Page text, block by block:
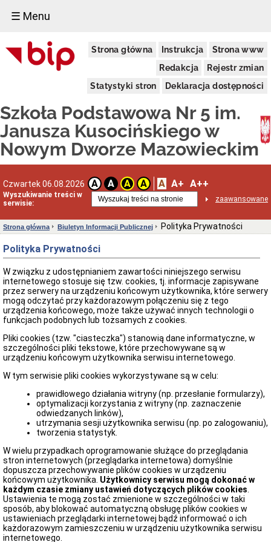
☰ Menu
Strona główna Instrukcja
Strona www
Redakcja
Rejestr zmian
Statystyki stron
Deklaracja dostępności
Szkoła Podstawowa Nr 5 im.
Janusza Kusocińskiego w
Nowym Dworze Mazowieckim
Czwartek 06.08.2026 A A A A A A+ A++
Wyszukiwanie treści w
serwisie:
zaawansowane
Organizacja
Dane
teleadresowe
Kierownictwo
Rada
pedagogiczna
Rada
Rodziców
Godziny
pracy
Menu
Status
i
regulaminy
Sprawozdania
finansowe
Przedmiot
działalności
Struktura
Tryb
działania
Przetargi
Zestaw
programów
podręczniki
pracy
Biuletyn
Informacji
Publicznej
Polityka
Prywatności
Redakcja
Biuletynu
Strona główna Biuletyn Informacji Publicznej Polityka Prywatności
Polityka Prywatności
W związku z udostępnianiem zawartości niniejszego serwisu
internetowego stosuje się tzw. cookies, tj. informacje zapisywane
przez serwery na urządzeniu końcowym użytkownika, które serwery
mogą odczytać przy każdorazowym połączeniu się z tego
urządzenia końcowego, może także używać innych technologii o
funkcjach podobnych lub tożsamych z cookies.
Pliki cookies (tzw. "ciasteczka") stanowią dane informatyczne, w
szczególności pliki tekstowe, które przechowywane są w
urządzeniu końcowym użytkownika serwisu internetowego.
W tym serwisie pliki cookies wykorzystywane są w celu:
prawidłowego działania witryny (np. przesłanie formularzy),
optymalizacji korzystania z witryny (np. zaznaczenie
odwiedzanych linków),
utrzymania sesji użytkownika serwisu (np. po zalogowaniu),
tworzenia statystyk.
W wielu przypadkach oprogramowanie służące do przeglądania
stron internetowych (przeglądarka internetowa) domyślnie
dopuszcza przechowywanie plików cookies w urządzeniu
końcowym użytkownika. Użytkownicy serwisu mogą dokonać w
każdym czasie zmiany ustawień dotyczących plików cookies
Ustawienia te mogą zostać zmienione w szczególności w taki
sposób, aby blokować automatyczną obsługę plików cookies w
ustawieniach przeglądarki internetowej bądź informować o ich
każdorazowym zamieszczeniu w urządzeniu użytkownika serwisu
internetowego.